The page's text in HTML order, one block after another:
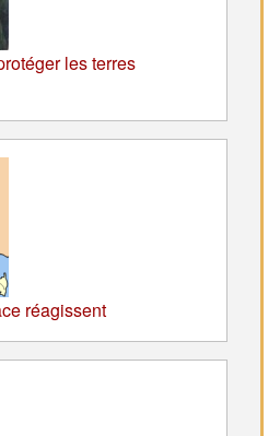
les terres
réagissent